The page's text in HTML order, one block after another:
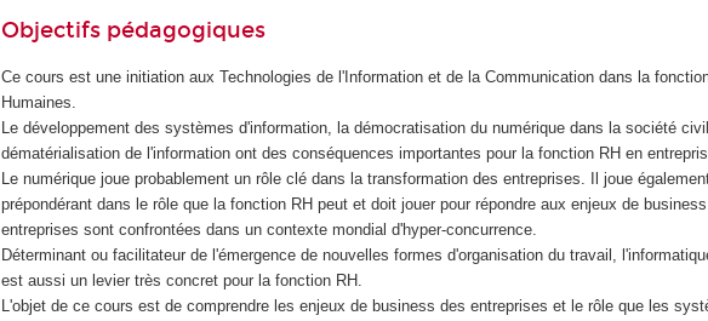
Objectifs pédagogiques
Ce cours est une initiation aux Technologies de l'Information et de la Communication dans la
Humaines.
Le développement des systèmes d'information, la démocratisation du numérique dans la société
dématérialisation de l'information ont des conséquences importantes pour la fonction RH en
Le numérique joue probablement un rôle clé dans la transformation des entreprises. Il joue
prépondérant dans le rôle que la fonction RH peut et doit jouer pour répondre aux enjeux de
entreprises sont confrontées dans un contexte mondial d'hyper-concurrence.
Déterminant ou facilitateur de l'émergence de nouvelles formes d'organisation du travail,
est aussi un levier très concret pour la fonction RH.
L'objet de ce cours est de comprendre les enjeux de business des entreprises et le rôle que les